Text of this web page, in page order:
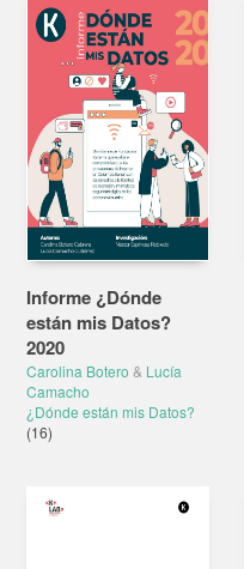
Informe ¿Dónde
están mis Datos?
2020
Carolina Botero & Lucía
Camacho
¿Dónde están mis Datos?
(16)